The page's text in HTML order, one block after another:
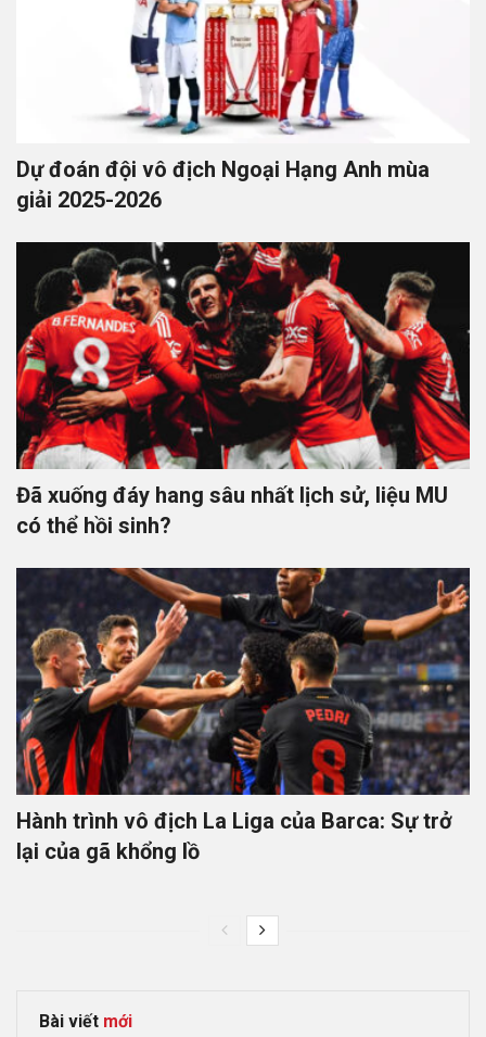
Dự đoán đội vô địch Ngoại Hạng Anh mùa
giải 2025-2026
Đã xuống đáy hang sâu nhất lịch sử, liệu MU
có thể hồi sinh?
Hành trình vô địch La Liga của Barca: Sự trở
lại của gã khổng lồ
Bài viết mới